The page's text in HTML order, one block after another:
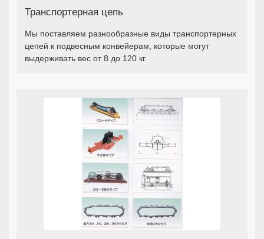
Транспортерная цепь
Мы поставляем разнообразные виды транспортерных
цепей к подвесным конвейерам, которые могут
выдерживать вес от 8 до 120 кг.